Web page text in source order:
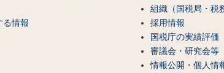
る情報
組織（国税局・税
採用情報
国税庁の実績評価
審議会・研究会等
情報公開・個人情